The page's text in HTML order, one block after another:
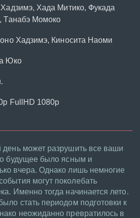
Хада Митико, Фукада
Танабэ Момоко
Хадзимэ, Киносита Наоми
Юко
FullHD 1080p
день может разрушить все ваши
будущее было ясным и
вчера. Однако лишь немногие
могут поколебать
Именно тогда начинается лето.
стать периодом подготовки к
неожиданно превратилось в